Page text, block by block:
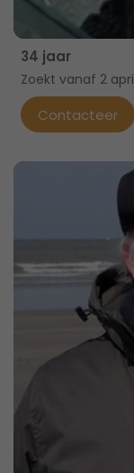
34 jaar
Zoekt vanaf 2
Contacteer